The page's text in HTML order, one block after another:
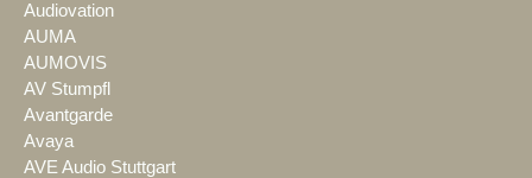
Audiovation
AUMA
AUMOVIS
AV Stumpfl
Avantgarde
Avaya
AVE Audio Stuttgart